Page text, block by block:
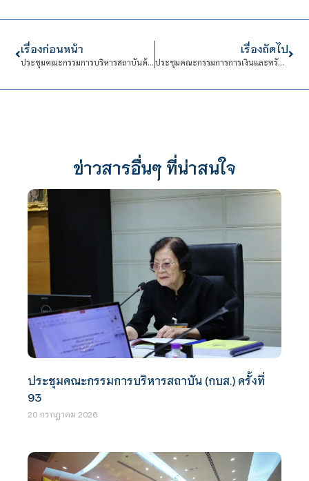
เรื่องก่อนหน้า
ประชุมคณะกรรมการบริหารสถาบันด้านการบริหารงานบุคคล (กบค.)
เรื่องถัดไป
ประชุมคณะกรรมการการเงินและทรัพย์สิน (กบง.)
ข่าวสารอื่นๆ ที่น่าสนใจ
ประชุมคณะกรรมการบริหารสถาบัน (กบส.) ครั้งที่
93
20 กรกฎาคม 2026